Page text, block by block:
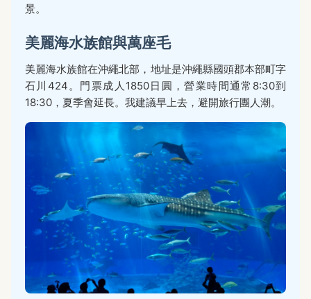
景。
美麗海水族館與萬座毛
美麗海水族館在沖繩北部，地址是沖繩縣國頭郡本部町字
石川424。門票成人1850日圓，營業時間通常8:30到
18:30，夏季會延長。我建議早上去，避開旅行團人潮。